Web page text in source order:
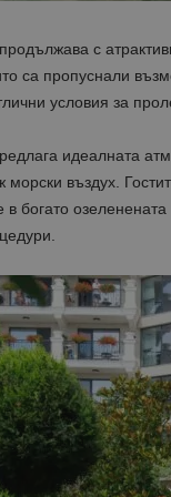
с
са пропуснали
условия за
идеалната
въздух.
в богато